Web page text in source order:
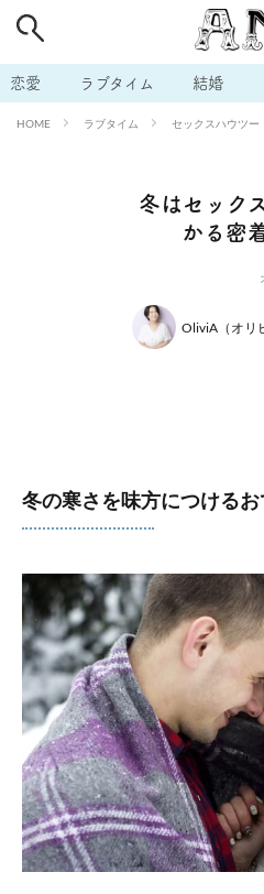
恋愛 ラブタイム 結婚
HOME ラブタイム セックスハウツー
冬はセック
かる密
OliviA（オリ
冬の寒さを味方につけるお
# 男の本音
# 出会う方法 # マッチング